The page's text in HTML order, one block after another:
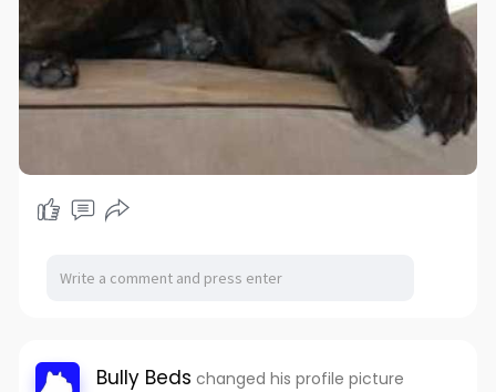
Bully Beds changed his profile picture